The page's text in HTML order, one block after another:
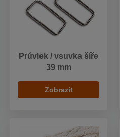
Průvlek / vsuvka šíře
39 mm
Zobrazit